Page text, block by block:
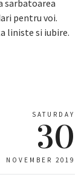
sarbatoarea
pentru voi.
liniste si iubire.
SATURDAY
30
NOVEMBER 2019